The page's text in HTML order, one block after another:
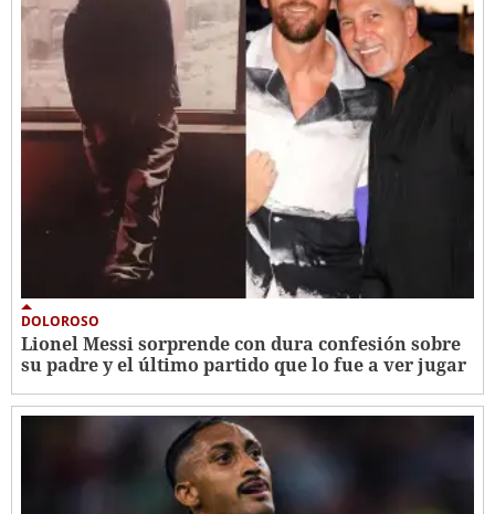
DOLOROSO
Lionel Messi sorprende con dura confesión sobre
su padre y el último partido que lo fue a ver jugar